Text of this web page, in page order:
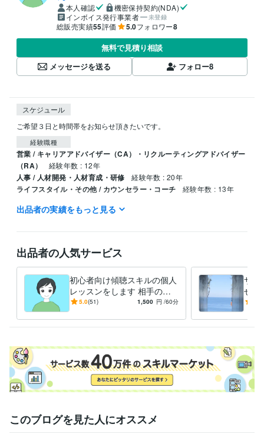
本人確認
機密保持契約(NDA)
インボイス発行事業者
未登録
総販売実績55評価 5.0フォロワー8
無料で見積り相談
メッセージを送る
フォロー8
スケジュール
ご希望３日と時間帯をお知らせ頂きたいです。
経験職種
営業 / キャリアアドバイザー（CA）・リクルーティングアドバイザー
（RA）
経験年数 : 12年
人事 / 人材開発・人材育成・研修 経験年数 : 20年
ライフスタイル・その他 / カウンセラー・コーチ 経験年数 : 13年
職歴
キャリアコンサルタント 取得年 : 2012年
産業カウンセラー 取得年 : 2011年
衛生管理者 取得年 : 2006年
得意分野
悩み相談・カウンセリング
カウンセリング、傾聴スキル、コーチン
グ
明治大学 2013年3月 ~ 2017年2月
出品者の実績をもっと見る
出品者の人気サービス
初心者向け傾聴スキルの個人
レッスンをします 相手の心
と本音が分る話の聴き方です
5.0(51) 1,500 円 /60分
サク
せ！
と成
このブログを見た人にオススメ